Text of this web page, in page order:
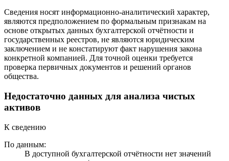
Сведения носят информационно-аналитический характер,
являются предположением по формальным признакам на
основе открытых данных бухгалтерской отчётности и
государственных реестров, не являются юридическим
заключением и не констатируют факт нарушения закона
конкретной компанией. Для точной оценки требуется
проверка первичных документов и решений органов
общества.
Недостаточно данных для анализа чистых
активов
К сведению
По данным:
В доступной бухгалтерской отчётности нет значений